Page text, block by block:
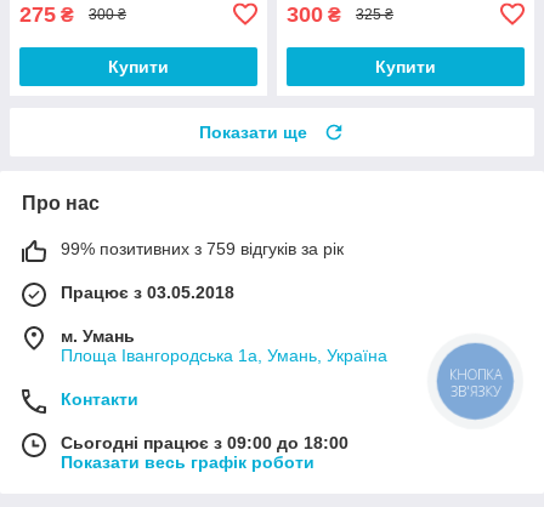
275 ₴ 300 ₴
Купити
300 ₴ 325 ₴
Купити
Показати ще
Про нас
99% позитивних з 759 відгуків за рік
Працює з 03.05.2018
м. Умань
Площа Івангородська 1а, Умань, Україна
Контакти
Сьогодні працює з 09:00 до 18:00
Показати весь графік роботи
КНОПКА
ЗВ'ЯЗКУ